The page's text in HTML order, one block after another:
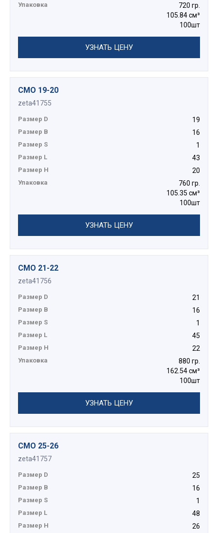
Упаковка
720 гр.
105.84 см³
100шт
УЗНАТЬ ЦЕНУ
СМО 19-20
zeta41755
Размер D 19
Размер B 16
Размер S 1
Размер L 43
Размер H 20
Упаковка
760 гр.
105.35 см³
100шт
УЗНАТЬ ЦЕНУ
СМО 21-22
zeta41756
Размер D 21
Размер B 16
Размер S 1
Размер L 45
Размер H 22
Упаковка
880 гр.
162.54 см³
100шт
УЗНАТЬ ЦЕНУ
СМО 25-26
zeta41757
Размер D 25
Размер B 16
Размер S 1
Размер L 48
Размер H 26